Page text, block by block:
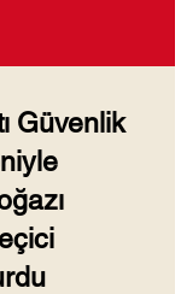
Güvenlik